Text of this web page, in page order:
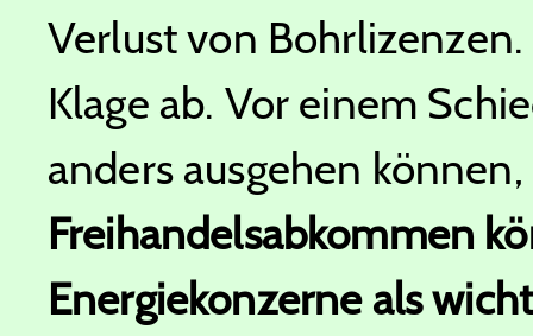
Verlust von
Klage ab. Vor einem
anders ausgehen
Freihandelsabkommen
Energiekonzerne als